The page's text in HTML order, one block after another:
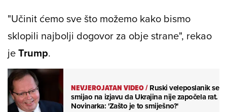
"Učinit ćemo sve što možemo kako bismo
sklopili najbolji dogovor za obje strane", rekao
jeTrump.
NEVJEROJATAN VIDEO/Ruski veleposlanik se
smijao na izjavu da Ukrajina nije započela rat.
Novinarka: 'Zašto je to smiješno?'